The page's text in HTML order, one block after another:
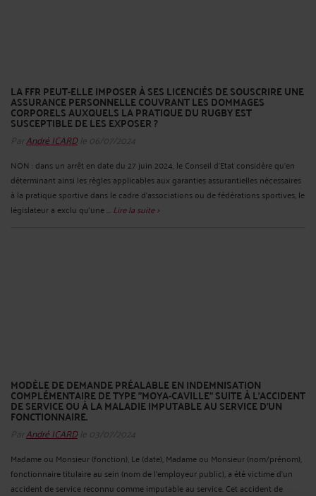
LA FFR PEUT-ELLE IMPOSER À SES LICENCIÉS DE SOUSCRIRE UNE
ASSURANCE PERSONNELLE COUVRANT LES DOMMAGES
CORPORELS AUXQUELS LA PRATIQUE DU RUGBY EST
SUSCEPTIBLE DE LES EXPOSER ?
ParAndré ICARDle 06/07/2024
NON : dans un arrêt en date du 27 juin 2024, le Conseil d’Etat considère qu’en
déterminant ainsi les règles applicables aux garanties assurantielles nécessaires
à la pratique sportive dans le cadre d’associations ou de fédérations sportives, le
législateur a exclu qu’une ... Lire la suite >
MODÈLE DE DEMANDE PRÉALABLE EN INDEMNISATION
COMPLÉMENTAIRE DE TYPE "MOYA-CAVILLE" SUITE À L'ACCIDENT
DE SERVICE OU À LA MALADIE IMPUTABLE AU SERVICE D’UN
FONCTIONNAIRE.
ParAndré ICARDle 03/07/2024
Madame ou Monsieur (fonction), Le (date), Madame ou Monsieur (nom/prénom),
fonctionnaire titulaire au sein (nom de l’employeur public), a été victime d’un
accident de service reconnu comme imputable au service. Cet accident de